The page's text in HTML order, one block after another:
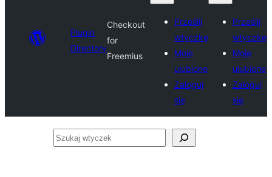
Plugin
Directory
Checkout
for
Freemius
Prześlij
wtyczkę
Moje
ulubione
Zaloguj
się
Prześlij
wtyczkę
Moje
ulubione
Zaloguj
się
Szukaj